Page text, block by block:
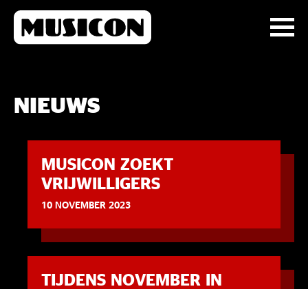
NIEUWS
MUSICON ZOEKT
VRIJWILLIGERS
10 NOVEMBER 2023
TIJDENS NOVEMBER IN